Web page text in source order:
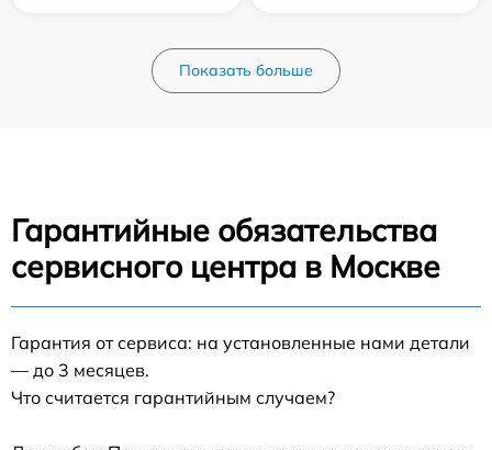
Показать больше
Гарантийные обязательства
сервисного центра в Москве
Гарантия от сервиса: на установленные нами детали
— до 3 месяцев.
Что считается гарантийным случаем?